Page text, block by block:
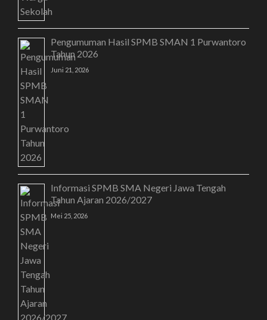
Pengumuman Hasil SPMB SMAN 1 Purwantoro
Tahun 2026
Juni 21, 2026
Informasi SPMB SMA Negeri Jawa Tengah
Tahun Ajaran 2026/2027
Mei 25, 2026